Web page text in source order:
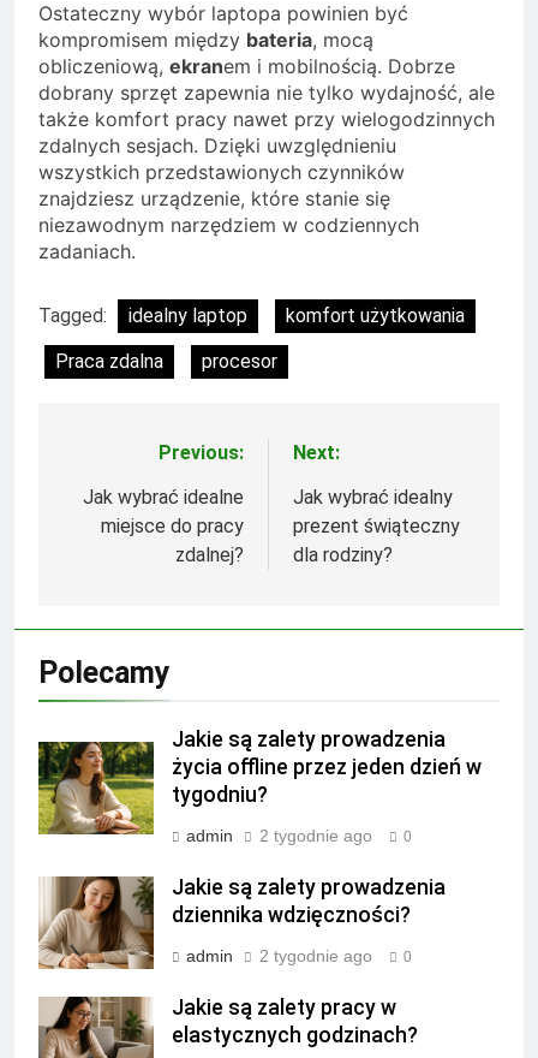
Ostateczny wybór laptopa powinien być
kompromisem między bateria, mocą
obliczeniową, ekranem i mobilnością. Dobrze
dobrany sprzęt zapewnia nie tylko wydajność, ale
także komfort pracy nawet przy wielogodzinnych
zdalnych sesjach. Dzięki uwzględnieniu
wszystkich przedstawionych czynników
znajdziesz urządzenie, które stanie się
niezawodnym narzędziem w codziennych
zadaniach.
Tagged: idealny laptop
komfort użytkowania
Praca zdalna
procesor
Nawigacja
wpisu
Previous:
Jak wybrać idealne
miejsce do pracy
zdalnej?
Next:
Jak wybrać idealny
prezent świąteczny
dla rodziny?
Polecamy
Jakie są zalety prowadzenia
życia offline przez jeden dzień w
tygodniu?
admin 2 tygodnie ago 0
Jakie są zalety prowadzenia
dziennika wdzięczności?
admin 2 tygodnie ago 0
Jakie są zalety pracy w
elastycznych godzinach?